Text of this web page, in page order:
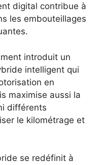
digital contribue à
les embouteillages
introduit un
intelligent qui
en
maximise aussi la
différents
le kilométrage et
se redéfinit à